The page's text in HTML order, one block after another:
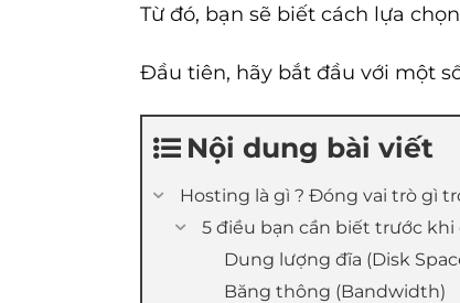
Từ đó, bạn sẽ biết cách lựa
Đầu tiên, hãy bắt đầu với một
Nội dung bài viết
Hosting là gì ? Đóng vai trò gì
5 điều bạn cần biết trước
Dung lượng đĩa (Disk
Băng thông (Bandwidth)